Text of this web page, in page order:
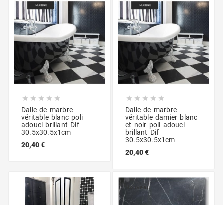
    
Dalle de marbre
véritable blanc poli
adouci brillant Dif
30.5x30.5x1cm
20,40 €
    
Dalle de marbre
véritable damier blanc
et noir poli adouci
brillant Dif
30.5x30.5x1cm
20,40 €
Nouveau